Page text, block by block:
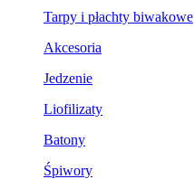
Tarpy i płachty biwakowe
Akcesoria
Jedzenie
Liofilizaty
Batony
Śpiwory